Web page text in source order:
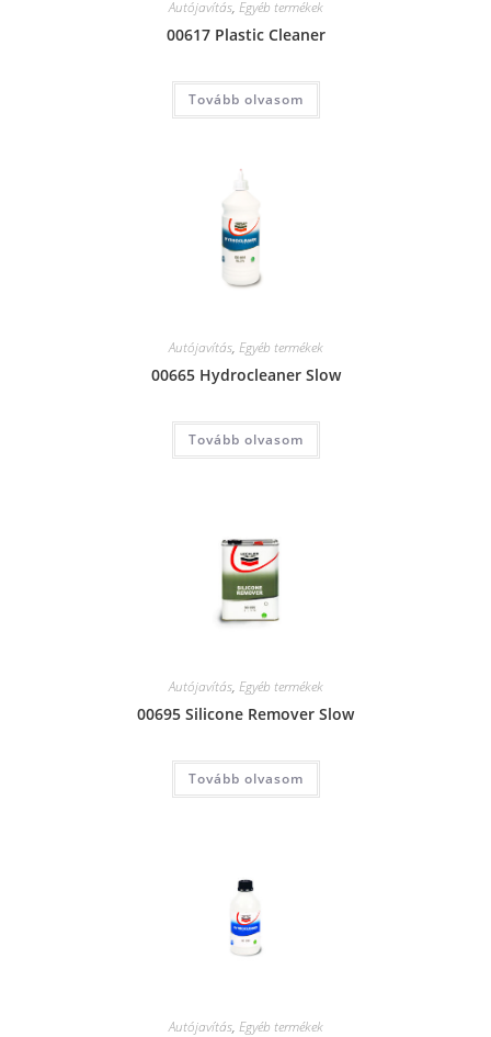
Autójavítás, Egyéb termékek
00617 Plastic Cleaner
Tovább olvasom
Autójavítás, Egyéb termékek
00665 Hydrocleaner Slow
Tovább olvasom
Autójavítás, Egyéb termékek
00695 Silicone Remover Slow
Tovább olvasom
Autójavítás, Egyéb termékek